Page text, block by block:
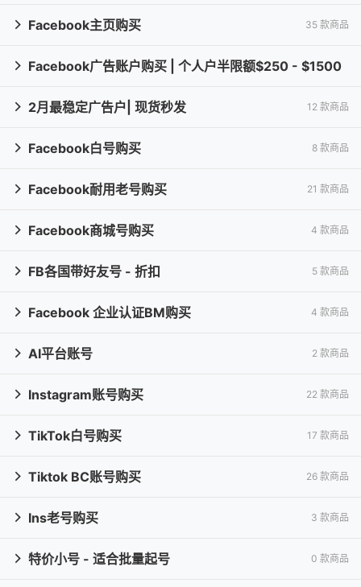
Facebook主页购买 35 款商品

Facebook广告账户购买 | 个人户半限额$250 - $1500
15 款商品

2月最稳定广告户| 现货秒发 12 款商品

Facebook白号购买 8 款商品

Facebook耐用老号购买 21 款商品

Facebook商城号购买 4 款商品

FB各国带好友号 - 折扣 5 款商品

Facebook 企业认证BM购买 4 款商品

AI平台账号 2 款商品

Instagram账号购买 22 款商品

TikTok白号购买 17 款商品

Tiktok BC账号购买 26 款商品

Ins老号购买 3 款商品

特价小号 - 适合批量起号 0 款商品
